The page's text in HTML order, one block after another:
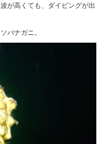
が高くても、ダイビングが出
バナガニ。